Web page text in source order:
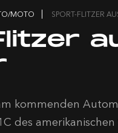
MOTO SPORT-FLITZER
kommenden
des